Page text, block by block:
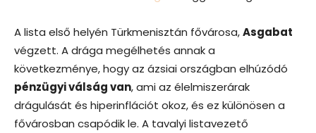
A lista első helyén Türkmenisztán fővárosa,Asgabat
végzett. A drága megélhetés annak a
következménye, hogy az ázsiai országban elhúzódó
pénzügyi válság van, ami az élelmiszerárak
drágulását és hiperinflációt okoz, és ez különösen a
fővárosban csapódik le. A tavalyi listavezető